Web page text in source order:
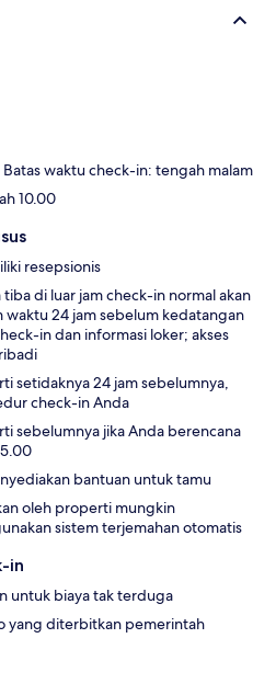
waktu check-in: tengah malam
10.00
resepsionis
di luar jam check-in normal akan
waktu 24 jam sebelum kedatangan
in dan informasi loker; akses
setidaknya 24 jam sebelumnya,
check-in Anda
sebelumnya jika Anda berencana
bantuan untuk tamu
oleh properti mungkin
sistem terjemahan otomatis
in
untuk biaya tak terduga
yang diterbitkan pemerintah